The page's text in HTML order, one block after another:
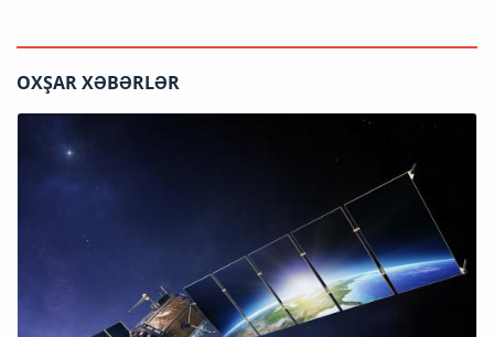
OXŞAR XƏBƏRLƏR